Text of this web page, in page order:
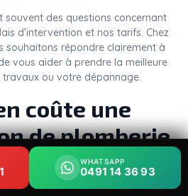
souvent des questions concernant
d’intervention et nos tarifs. Chez
souhaitons répondre clairement à
vous aider à prendre la meilleure
travaux ou votre dépannage.
coûte une
de plomberie
?WHATSAPP
0491 14 36 93
WHATSAPP
0491 14 36 93